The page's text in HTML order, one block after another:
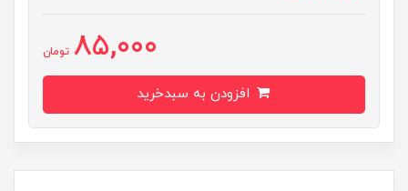
85,000 تومان